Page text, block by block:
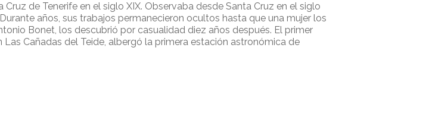
de Tenerife en el siglo XIX. Observaba desde Santa Cruz en el siglo
años, sus trabajos permanecieron ocultos hasta que una mujer los
Bonet, los descubrió por casualidad diez años después. El primer
Cañadas del Teide, albergó la primera estación astronómica de